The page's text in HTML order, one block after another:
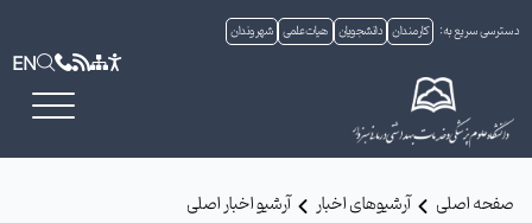
دسترسی سریع به: کارمندان دانشجویان هیات علمی شهروندان
EN
صفحه اصلی آرشیوهای اخبار
آرشیو اخبار اصلی